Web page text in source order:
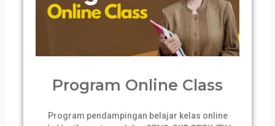
Program Online Class
Program pendampingan belajar kelas online